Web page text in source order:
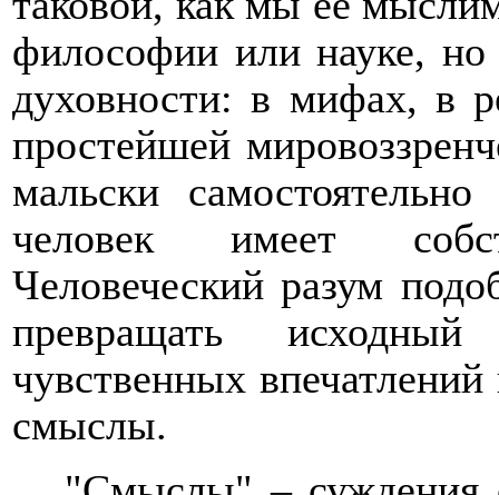
философии или науке,
духовности: в мифах, в
простейшей
мальски
человек имеет
Человеческий разум
превращать исходный
чувственных
смыслы.